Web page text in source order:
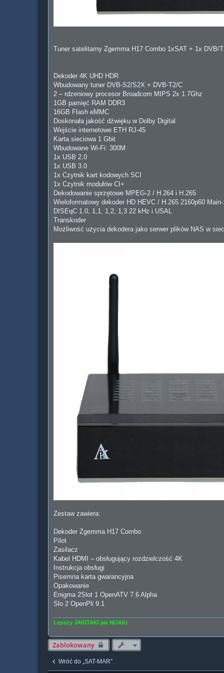
Tuner satelitarny Zgemma H17 Combo 1xSAT + 1x DVB/
Dekoder 4K UHD HDR
Wbudowany tuner DVB-S2/S2X + DVB-T2/C
2 – rdzeniowy procesor Broadcom MIPS 2x 1.7Ghz
1GB pamięć RAM DDR3
16GB Flash eMMC
Doskonała jakość dźwięku w Dolby Digital
Wejście internetowe ETH RJ-45
Karta sieciowa 1 Gbit
Wbudowane Wi-Fi: 300M
1x USB 2.0
1x USB 3.0
1x Czytnik kart kodowych SCI
1x Czytnik modułów CI+
Dekodowanie sprzętowe MPEG-2 / H.264 i H.265
Wieloformatowy dekoder HD HEVC / H.265 2160p60
DISEqC 1.0, 1,1, 1,2, 1,3 22 kHz i USAL
Transkoder
Możliwość użycia dekodera jako serwer plików NAS w
Zestaw zawiera:
Dekoder Zgemma H17 Combo
Pilot
Zasilacz
Kabel HDMI – obsługujący rozdzielczość 4K
Instrukcja obsługi
Pisemna karta gwarancyjna
Opakowanie
Enigma 2Slot 1 OpenATV 7.6 Alpha
Slo 2 OpenPli 9.1
Lepszy JAKITAKI jak NIJAKI
Zablokowany
Wróć do „SAT-MAR”